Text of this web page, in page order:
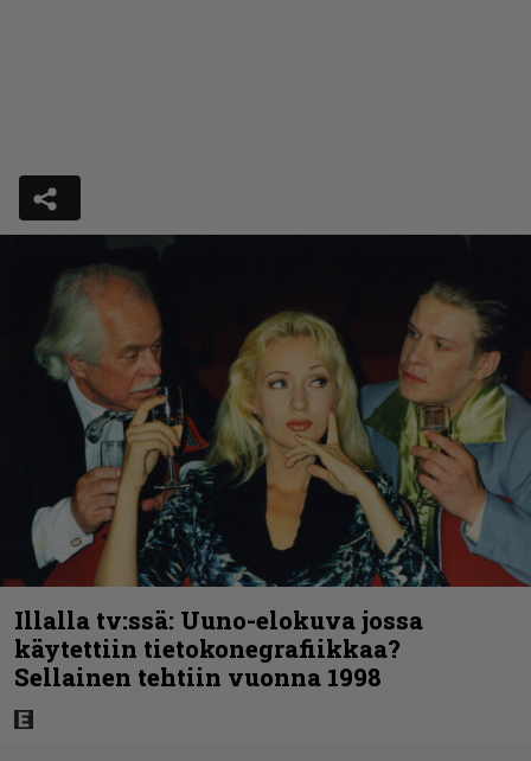
Illalla tv:ssä: Uuno-elokuva jossa
käytettiin tietokonegrafiikkaa?
Sellainen tehtiin vuonna 1998